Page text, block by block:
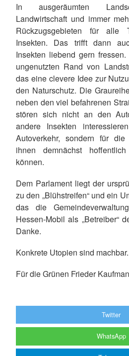
In ausgeräumten
Landwirtschaft und immer
Rückzugsgebieten für alle
Insekten. Das trifft dann
Insekten liebend gern
ungenutzten Rand von
das eine clevere Idee zur
den Naturschutz. Die
neben den viel befahrenen
stören sich nicht an den
andere Insekten
Autoverkehr, sondern für
ihnen demnächst
können.
Dem Parlament liegt der
zu den „Blühstreifen“ und ein
das die
Hessen-Mobil als „Betreiber“
Danke.
Konkrete Utopien sind machbar.
Für die Grünen Frieder
Twitter
WhatsApp